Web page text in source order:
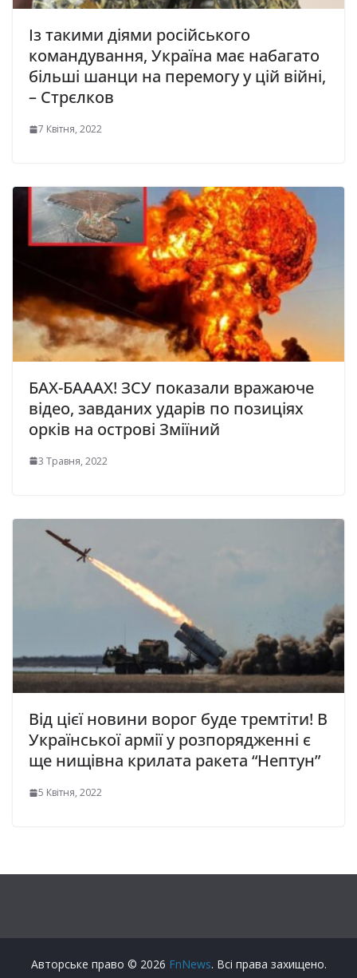
Із такими діями російського
командування, Україна має набагато
більші шанци на перемогу у цій війні,
– Стрєлков
7 Квітня, 2022
БАХ-БАААХ! ЗСУ показали вражаюче
відео, завданих ударів по позиціях
орків на острові Зміїний
3 Травня, 2022
Від цієї новини ворог буде тремтіти! В
Української армії у розпорядженні є
ще нищівна крилата ракета “Нептун”
5 Квітня, 2022
Авторське право © 2026 FnNews. Всі права захищено.